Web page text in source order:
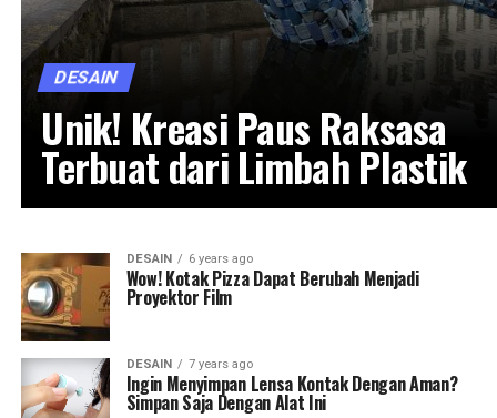
DESAIN
Unik! Kreasi Paus Raksasa
Terbuat dari Limbah Plastik
DESAIN 6 years ago
Wow! Kotak Pizza Dapat Berubah Menjadi
Proyektor Film
DESAIN 7 years ago
Ingin Menyimpan Lensa Kontak Dengan Aman?
Simpan Saja Dengan Alat Ini